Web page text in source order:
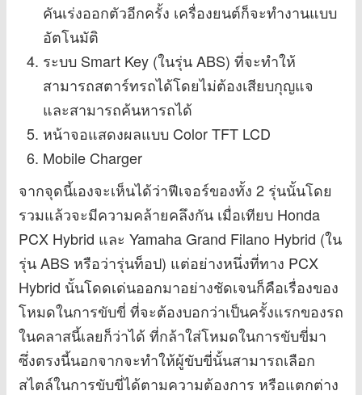
คันเร่งออกตัวอีกครั้ง เครื่องยนต์ก็จะทำงานแบบ
อัตโนมัติ
ระบบ Smart Key (ในรุ่น ABS) ที่จะทำให้
สามารถสตาร์ทรถได้โดยไม่ต้องเสียบกุญแจ
และสามารถค้นหารถได้
หน้าจอแสดงผลแบบ Color TFT LCD
Mobile Charger
จากจุดนี้เองจะเห็นได้ว่าฟีเจอร์ของทั้ง 2 รุ่นนั้นโดย
รวมแล้วจะมีความคล้ายคลึงกัน เมื่อเทียบ Honda
PCX Hybrid และ Yamaha Grand Filano Hybrid (ใน
รุ่น ABS หรือว่ารุ่นท็อป) แต่อย่างหนึ่งที่ทาง PCX
Hybrid นั้นโดดเด่นออกมาอย่างชัดเจนก็คือเรื่องของ
โหมดในการขับขี่ ที่จะต้องบอกว่าเป็นครั้งแรกของรถ
ในคลาสนี้เลยก็ว่าได้ ที่กล้าใส่โหมดในการขับขี่มา
ซึ่งตรงนี้นอกจากจะทำให้ผู้ขับขี่นั้นสามารถเลือก
สไตล์ในการขับขี่ได้ตามความต้องการ หรือแตกต่าง